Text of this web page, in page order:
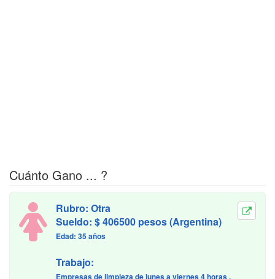
Cuánto Gano ... ?
Rubro: Otra
Sueldo: $ 406500 pesos (Argentina)
Edad: 35 años
Trabajo:
Empresas de limpieza de lunes a viernes 4 horas .